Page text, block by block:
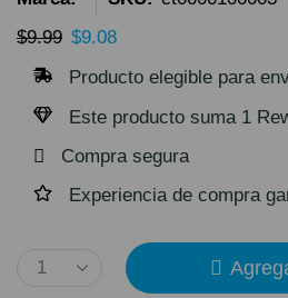
$9.99 $9.08
Producto elegible para
Este producto suma 1
Compra segura
Experiencia de compra